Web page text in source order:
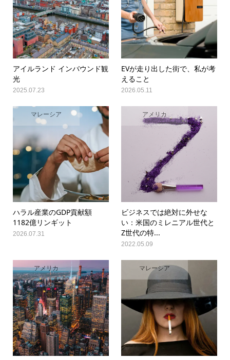
アイルランド インバウンド観
光
2025.07.23
EVが走り出した街で、私が考
えること
2026.05.11
マレーシア
ハラル産業のGDP貢献額
1182億リンギット
2026.07.31
アメリカ
ビジネスでは絶対に外せな
い：米国のミレニアル世代と
Z世代の特...
2022.05.09
アメリカ マレーシア